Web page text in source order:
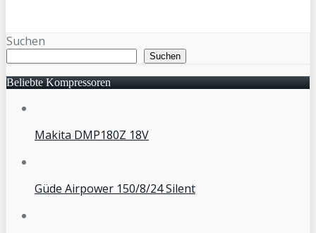
Suchen
Suchen
Beliebte Kompressoren
Makita DMP180Z 18V
Güde Airpower 150/8/24 Silent